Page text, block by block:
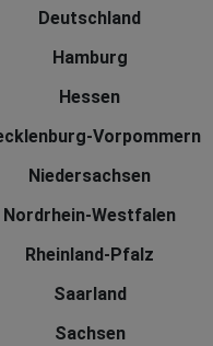
Deutschland
Hamburg
Hessen
Vorpommern
Niedersachsen
Nordrhein-Westfalen
Rheinland-Pfalz
Saarland
Sachsen